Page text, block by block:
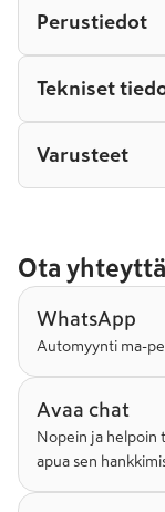
Perustiedot
Tekniset
Varusteet
Ota
WhatsApp
Automyynti ma-pe
Avaa chat
Nopein ja helpoin
apua sen